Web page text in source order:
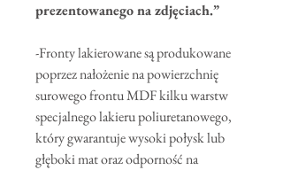
prezentowanego na zdjęciach.”
-Fronty lakierowane są produkowane
poprzez nałożenie na powierzchnię
surowego frontu MDF kilku warstw
specjalnego lakieru poliuretanowego,
który gwarantuje wysoki połysk lub
głęboki mat oraz odporność na